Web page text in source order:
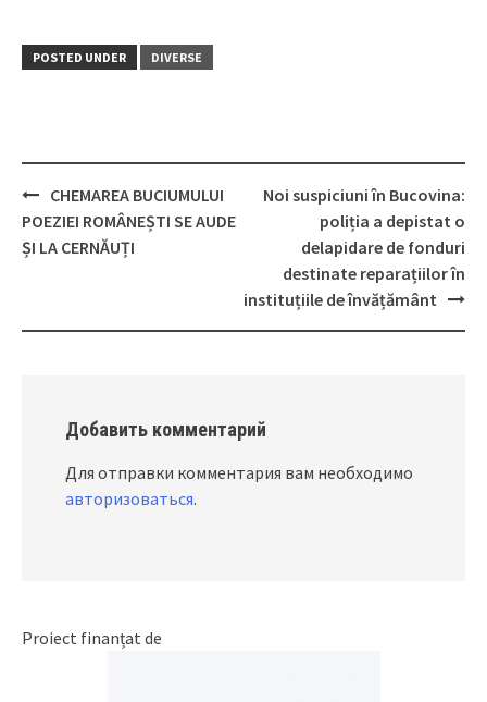
POSTED UNDER DIVERSE
Post
navigation
CHEMAREA BUCIUMULUI
POEZIEI ROMÂNEȘTI SE AUDE
ȘI LA CERNĂUȚI
Noi suspiciuni în Bucovina:
poliția a depistat o
delapidare de fonduri
destinate reparațiilor în
instituțiile de învățământ
Добавить комментарий
Для отправки комментария вам необходимо
авторизоваться.
Proiect finanțat de